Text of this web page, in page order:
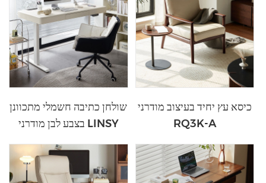
שולחן כתיבה חשמלי מתכוונן
בצבע לבן מודרני LINSY
כיסא עץ יחיד בעיצוב מודרני
RQ3K-A